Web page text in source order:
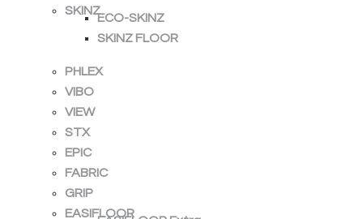
SKINZ
ECO-SKINZ
SKINZ FLOOR
PHLEX
VIBO
VIEW
STX
EPIC
FABRIC
GRIP
EASIFLOOR